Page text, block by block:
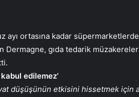
ortasına kadar
gıda tedarik
edilemez’
düşüşünün etkisini hissetmek için